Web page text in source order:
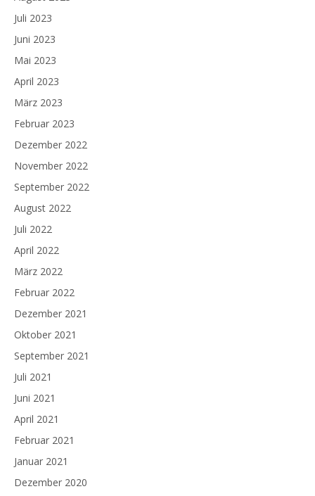
Juli 2023
Juni 2023
Mai 2023
April 2023
März 2023
Februar 2023
Dezember 2022
November 2022
September 2022
August 2022
Juli 2022
April 2022
März 2022
Februar 2022
Dezember 2021
Oktober 2021
September 2021
Juli 2021
Juni 2021
April 2021
Februar 2021
Januar 2021
Dezember 2020